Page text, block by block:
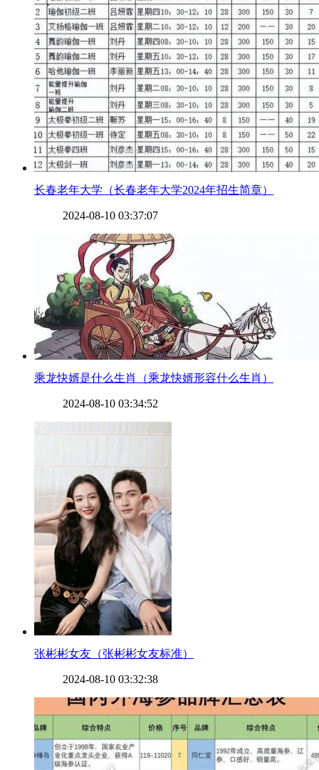
​长春老年大学（长春老年大学2024年招生简章）
2024-08-10 03:37:07
​乘龙快婿是什么生肖（乘龙快婿形容什么生肖）
2024-08-10 03:34:52
​张彬彬女友（张彬彬女友标准）
2024-08-10 03:32:38